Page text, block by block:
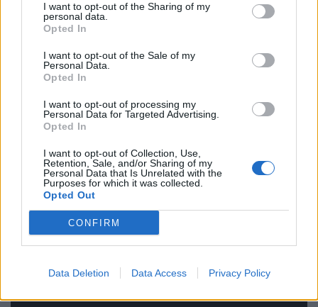
I want to opt-out of the Sharing of my
personal data.
Opted In
I want to opt-out of the Sale of my
Personal Data.
Opted In
I want to opt-out of processing my
Personal Data for Targeted Advertising.
Opted In
I want to opt-out of Collection, Use,
Retention, Sale, and/or Sharing of my
Personal Data that Is Unrelated with the
Purposes for which it was collected.
Opted Out
CONFIRM
Data Deletion Data Access Privacy Policy
Η μελέτη σημειώνει ότι οι περαιτέρω δοκιμές θα
μπορούσαν να χρησιμοποιήσουν και άλλα
προσεκτικά επιλεγμένα μουσικά έργα για σύγκριση
ώστε να προσδιορίσουν περαιτέρω τη θεραπευτική
επίδραση της σονάτας.